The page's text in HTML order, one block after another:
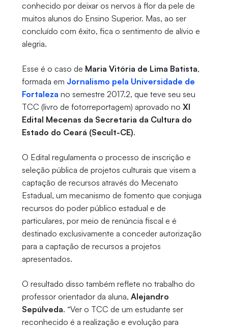
conhecido por deixar os nervos à flor da pele de
muitos alunos do Ensino Superior. Mas, ao ser
concluído com êxito, fica o sentimento de alívio e
alegria.
Esse é o caso de Maria Vitória de Lima Batista,
formada em Jornalismo pela Universidade de
Fortaleza no semestre 2017.2, que teve seu seu
TCC (livro de fotorreportagem) aprovado no XI
Edital Mecenas da Secretaria da Cultura do
Estado do Ceará (Secult-CE).
O Edital regulamenta o processo de inscrição e
seleção pública de projetos culturais que visem a
captação de recursos através do Mecenato
Estadual, um mecanismo de fomento que conjuga
recursos do poder público estadual e de
particulares, por meio de renúncia fiscal e é
destinado exclusivamente a conceder autorização
para a captação de recursos a projetos
apresentados.
O resultado disso também reflete no trabalho do
professor orientador da aluna, Alejandro
Sepúlveda. “Ver o TCC de um estudante ser
reconhecido é a realização e evolução para